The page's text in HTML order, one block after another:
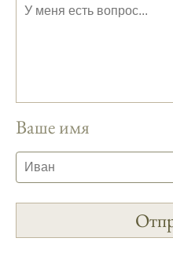
влияющих на клев
Приложение для
условия и фазы
Ваше имя